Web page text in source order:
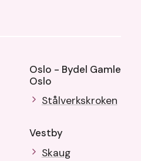
Oslo - Bydel Gamle
Oslo
Stålverkskroken
Vestby
Skaug